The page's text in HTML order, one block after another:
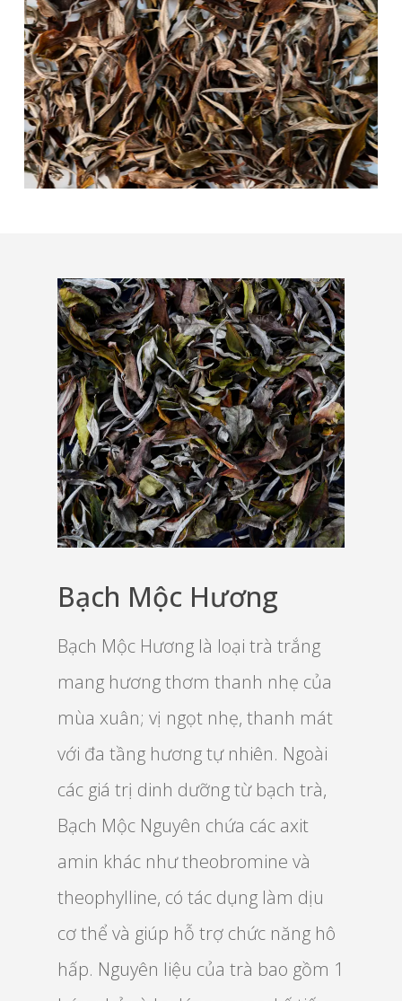
Bạch Mộc Hương
Bạch Mộc Hương là loại trà trắng
mang hương thơm thanh nhẹ của
mùa xuân; vị ngọt nhẹ, thanh mát
với đa tầng hương tự nhiên. Ngoài
các giá trị dinh dưỡng từ bạch trà,
Bạch Mộc Nguyên chứa các axit
amin khác như theobromine và
theophylline, có tác dụng làm dịu
cơ thể và giúp hỗ trợ chức năng hô
hấp. Nguyên liệu của trà bao gồm 1